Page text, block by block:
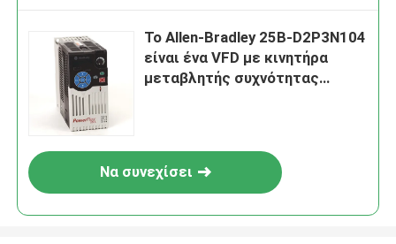
Το Allen-Bradley 25B-D2P3N104
είναι ένα VFD με κινητήρα
μεταβλητής συχνότητας
Να συνεχίσει